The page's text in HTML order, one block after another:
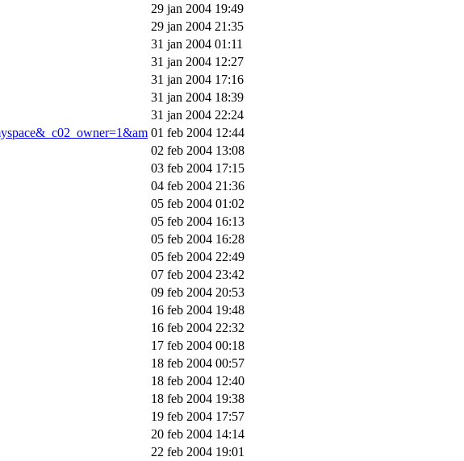
29 jan 2004 19:49
29 jan 2004 21:35
31 jan 2004 01:11
31 jan 2004 12:27
31 jan 2004 17:16
31 jan 2004 18:39
31 jan 2004 22:24
01 feb 2004 12:44
02 feb 2004 13:08
03 feb 2004 17:15
04 feb 2004 21:36
05 feb 2004 01:02
05 feb 2004 16:13
05 feb 2004 16:28
05 feb 2004 22:49
07 feb 2004 23:42
09 feb 2004 20:53
16 feb 2004 19:48
16 feb 2004 22:32
17 feb 2004 00:18
18 feb 2004 00:57
18 feb 2004 12:40
18 feb 2004 19:38
19 feb 2004 17:57
20 feb 2004 14:14
22 feb 2004 19:01